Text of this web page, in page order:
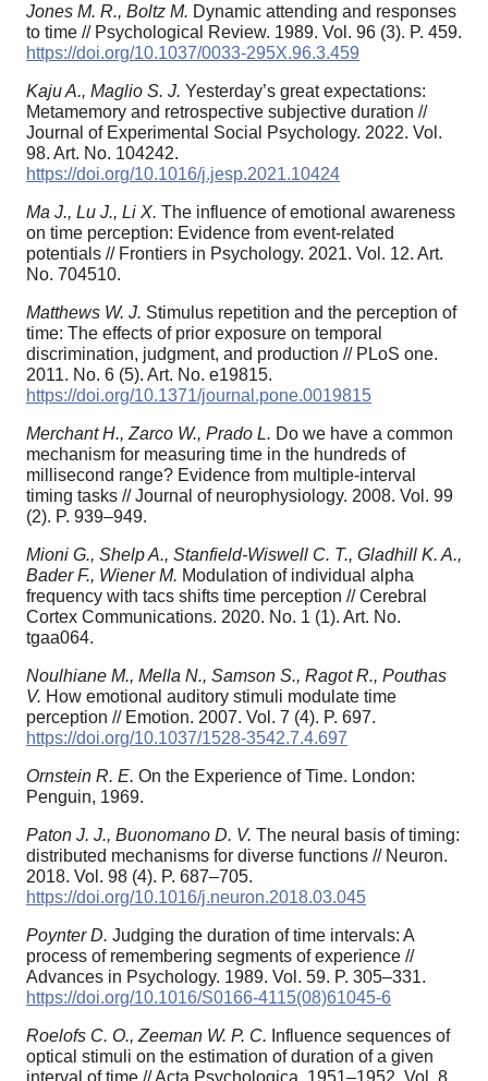
Jones M. R., Boltz M. Dynamic attending and responses
to time // Psychological Review. 1989. Vol. 96 (3). P. 459.
https://doi.org/10.1037/0033-295X.96.3.459
Kaju A., Maglio S. J. Yesterday’s great expectations:
Metamemory and retrospective subjective duration //
Journal of Experimental Social Psychology. 2022. Vol.
98. Art. No. 104242.
https://doi.org/10.1016/j.jesp.2021.10424
Ma J., Lu J., Li X. The influence of emotional awareness
on time perception: Evidence from event-related
potentials // Frontiers in Psychology. 2021. Vol. 12. Art.
No. 704510.
Matthews W. J. Stimulus repetition and the perception of
time: The effects of prior exposure on temporal
discrimination, judgment, and production // PLoS one.
2011. No. 6 (5). Art. No. e19815.
https://doi.org/10.1371/journal.pone.0019815
Merchant H., Zarco W., Prado L. Do we have a common
mechanism for measuring time in the hundreds of
millisecond range? Evidence from multiple-interval
timing tasks // Journal of neurophysiology. 2008. Vol. 99
(2). P. 939–949.
Mioni G., Shelp A., Stanfield-Wiswell C. T., Gladhill K. A.,
Bader F., Wiener M. Modulation of individual alpha
frequency with tacs shifts time perception // Cerebral
Cortex Communications. 2020. No. 1 (1). Art. No.
tgaa064.
Noulhiane M., Mella N., Samson S., Ragot R., Pouthas
V. How emotional auditory stimuli modulate time
perception // Emotion. 2007. Vol. 7 (4). P. 697.
https://doi.org/10.1037/1528-3542.7.4.697
Ornstein R. E. On the Experience of Time. London:
Penguin, 1969.
Paton J. J., Buonomano D. V. The neural basis of timing:
distributed mechanisms for diverse functions // Neuron.
2018. Vol. 98 (4). P. 687–705.
https://doi.org/10.1016/j.neuron.2018.03.045
Poynter D. Judging the duration of time intervals: A
process of remembering segments of experience //
Advances in Psychology. 1989. Vol. 59. P. 305–331.
https://doi.org/10.1016/S0166-4115(08)61045-6
Roelofs C. O., Zeeman W. P. C. Influence sequences of
optical stimuli on the estimation of duration of a given
interval of time // Acta Psychologica. 1951–1952. Vol. 8.